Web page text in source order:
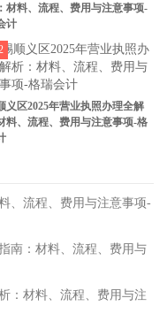
材料、流程、费用与注意事项-
计
义区2025年营业执照办理全解
料、流程、费用与注意事项-格
、流程、费用与注意事项-
南：材料、流程、费用与
：材料、流程、费用与注